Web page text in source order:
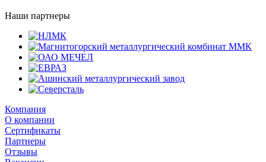
Наши партнеры
Компания
О компании
Сертификаты
Партнеры
Отзывы